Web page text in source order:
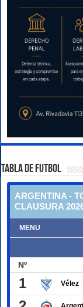
TABLA DE FUTBOL